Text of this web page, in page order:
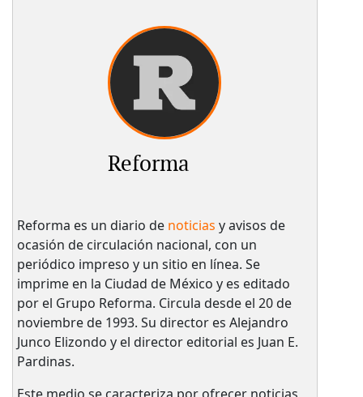
Reforma
Reforma es un diario de noticias y avisos de
ocasión de circulación nacional, con un
periódico impreso y un sitio en línea. Se
imprime en la Ciudad de México y es editado
por el Grupo Reforma. Circula desde el 20 de
noviembre de 1993. Su director es Alejandro
Junco Elizondo y el director editorial es Juan E.
Pardinas.